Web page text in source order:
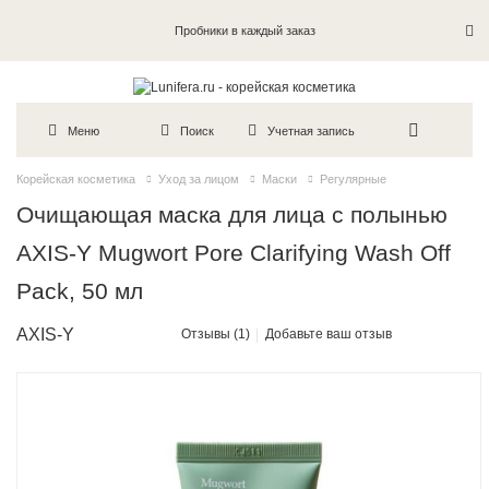
Пробники в каждый заказ
Меню Поиск Учетная запись
Корейская косметика Уход за лицом Маски Регулярные
Очищающая маска для лица с полынью
AXIS-Y Mugwort Pore Clarifying Wash Off
Pack, 50 мл
AXIS-Y Отзывы (1) Добавьте ваш отзыв